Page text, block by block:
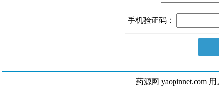
手机验证码：
药源网 yaopinnet.com